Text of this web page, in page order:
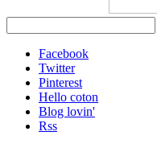
Facebook
Twitter
Pinterest
Hello coton
Blog lovin'
Rss